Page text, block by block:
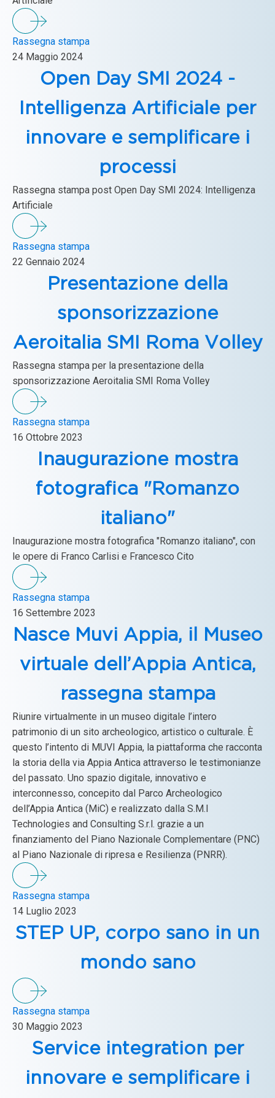
Rassegna stampa
24 Maggio 2024
Open Day SMI 2024 -
Intelligenza Artificiale per
innovare e semplificare i
processi
Rassegna stampa post Open Day SMI 2024: Intelligenza
Artificiale
Rassegna stampa
22 Gennaio 2024
Presentazione della
sponsorizzazione
Aeroitalia SMI Roma Volley
Rassegna stampa per la presentazione della
sponsorizzazione Aeroitalia SMI Roma Volley
Rassegna stampa
16 Ottobre 2023
Inaugurazione mostra
fotografica "Romanzo
italiano"
Inaugurazione mostra fotografica "Romanzo italiano", con
le opere di Franco Carlisi e Francesco Cito
Rassegna stampa
16 Settembre 2023
Nasce Muvi Appia, il Museo
virtuale dell’Appia Antica,
rassegna stampa
Riunire virtualmente in un museo digitale l’intero
patrimonio di un sito archeologico, artistico o culturale. È
questo l’intento di MUVI Appia, la piattaforma che racconta
la storia della via Appia Antica attraverso le testimonianze
del passato. Uno spazio digitale, innovativo e
interconnesso, concepito dal Parco Archeologico
dell’Appia Antica (MiC) e realizzato dalla S.M.I
Technologies and Consulting S.r.l. grazie a un
finanziamento del Piano Nazionale Complementare (PNC)
al Piano Nazionale di ripresa e Resilienza (PNRR).
Rassegna stampa
14 Luglio 2023
STEP UP, corpo sano in un
mondo sano
Rassegna stampa
30 Maggio 2023
Service integration per
innovare e semplificare i